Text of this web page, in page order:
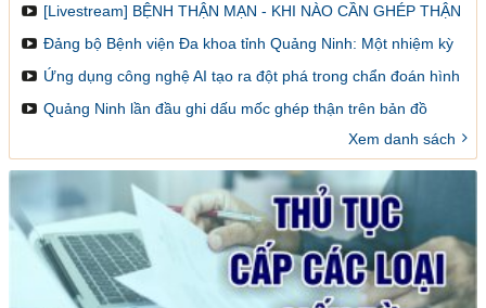
dược lâm sàng
[Livestream] BỆNH THẬN MẠN - KHI NÀO CẦN GHÉP THẬN
VÀ LÀM SAO ĐỂ ĐĂNG KÝ GHÉP
Đảng bộ Bệnh viện Đa khoa tỉnh Quảng Ninh: Một nhiệm kỳ
đổi mới, sáng tạo và đột phá
Ứng dụng công nghệ AI tạo ra đột phá trong chẩn đoán hình
ảnh y khoa
Quảng Ninh lần đầu ghi dấu mốc ghép thận trên bản đồ
Xem danh sách